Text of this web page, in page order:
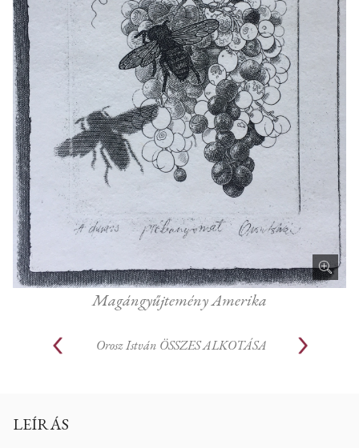
Magángyűjtemény Amerika
Orosz István ÖSSZES ALKOTÁSA
LEÍRÁS